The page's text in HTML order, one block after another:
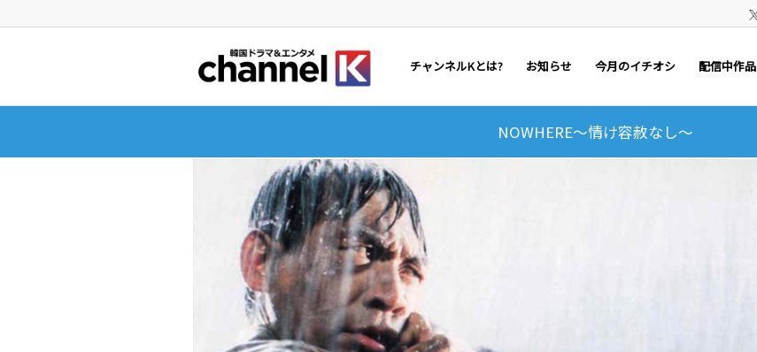
チャンネルKとは? お知らせ 今月のイチオシ 配信中作品
NOWHERE～情け容赦なし～